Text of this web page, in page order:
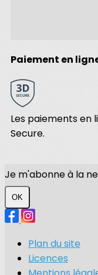
Paiement en
Les paiements en
Secure.
Je m'abonne à la
OK
Plan du site
Licences